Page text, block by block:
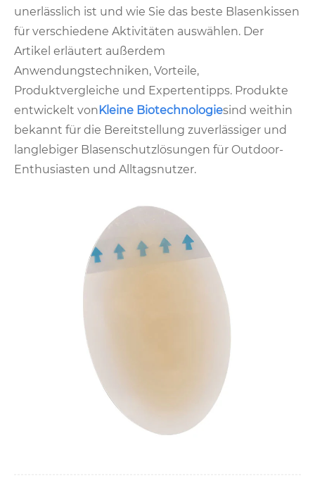
unerlässlich ist und wie Sie das beste Blasenkissen
für verschiedene Aktivitäten auswählen. Der
Artikel erläutert außerdem
Anwendungstechniken, Vorteile,
Produktvergleiche und Expertentipps. Produkte
entwickelt von Kleine Biotechnologiesind weithin
bekannt für die Bereitstellung zuverlässiger und
langlebiger Blasenschutzlösungen für Outdoor-
Enthusiasten und Alltagsnutzer.